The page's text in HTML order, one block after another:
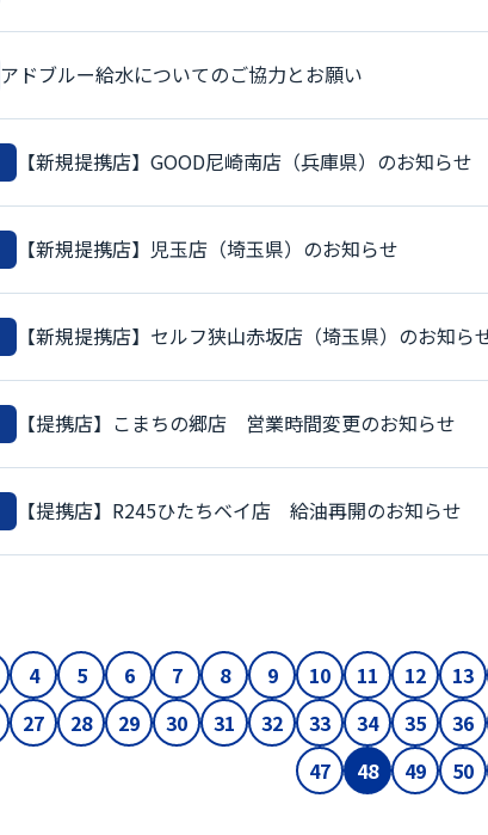
アドブルー給水についてのご協力とお願い
【新規提携店】GOOD尼崎南店（兵庫県）のお知らせ
【新規提携店】児玉店（埼玉県）のお知らせ
【新規提携店】セルフ狭山赤坂店（埼玉県）のお知ら
【提携店】こまちの郷店 営業時間変更のお知らせ
【提携店】R245ひたちベイ店 給油再開のお知らせ
4 5 6 7 8 9 10 11 12 13
27 28 29 30 31 32 33 34 35 36
47
48 49 50